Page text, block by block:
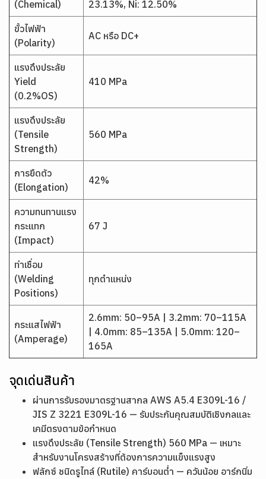
(Chemical) 23.13%, Ni: 12.50%
ขั้วไฟฟ้า
(Polarity)
AC หรือ DC+
แรงดึงประลัย
Yield
(0.2%OS)
410 MPa
แรงดึงประลัย
(Tensile
Strength)
560 MPa
การยืดตัว
(Elongation)
42%
ความทนทานแรง
กระแทก
(Impact)
67 J
ท่าเชื่อม
(Welding
Positions)
ทุกตำแหน่ง
กระแสไฟฟ้า
(Amperage)
2.6mm: 50–95A | 3.2mm: 70–115A
| 4.0mm: 85–135A | 5.0mm: 120–
165A
จุดเด่นสินค้า
ผ่านการรับรองมาตรฐานสากล AWS A5.4 E309L-16 /
JIS Z 3221 E309L-16 — รับประกันคุณสมบัติเชิงกลและ
เคมีตรงตามข้อกำหนด
แรงดึงประลัย (Tensile Strength) 560 MPa — เหมาะ
สำหรับงานโครงสร้างที่ต้องการความแข็งแรงสูง
ฟลักซ์ ชนิดรูไทล์ (Rutile) คาร์บอนต่ำ — ควันน้อย อาร์กนิ่ม